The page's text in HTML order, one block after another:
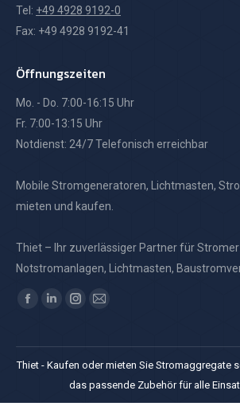
Tel: +49 4928 9192-0
Fax: +49 4928 9192-41
Öffnungszeiten
Mo. - Do. 7:00-16:15 Uhr
Fr. 7:00-13:15 Uhr
Notdienst: 24/7 Telefonisch erreichbar
Mobile Stromgeneratoren, Lichtmasten,
mieten und kaufen.
Thiet – Ihr zuverlässiger Partner für
Notstromanlagen, Lichtmasten,
Finden Sie uns auf:
Facebook
opens
in
Linkedin
opens
in
new
Instagram
opens
in
new
E-
page
opens
in
Thiet - Kaufen oder mieten Sie Stromaggregate
das passende Zubehör für alle